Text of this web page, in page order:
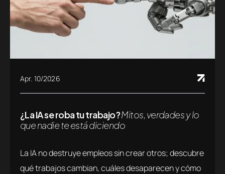
Apr. 10/2026
¿La IA se roba tu trabajo?Mitos, verdades y lo
que nadie te está diciendo
La IA no destruye empleos sin crear otros; descubre
qué trabajos cambian, cuáles desaparecen y cómo